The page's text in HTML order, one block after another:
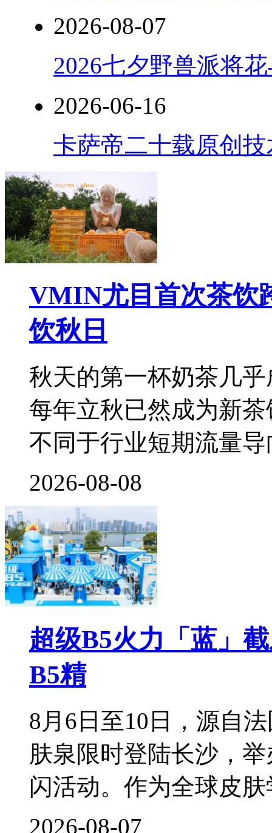
2026-08-07
2026七夕野兽派将
2026-06-16
卡萨帝二十载原创
VMIN尤目首次茶饮
饮秋日
秋天的第一杯奶茶几
每年立秋已然成为新
不同于行业短期流量
2026-08-08
超级B5火力「蓝」
B5精
8月6日至10日，源自
肤泉限时登陆长沙，
闪活动。作为全球皮
2026-08-07